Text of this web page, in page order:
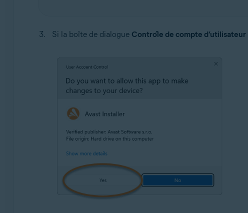
Si la boîte de dialogue Contrôle de compte d’utilisateur